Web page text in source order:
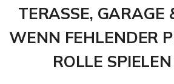
TERASSE, GARAGE
WENN FEHLENDER
ROLLE